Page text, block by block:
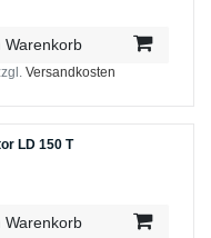
Warenkorb
Versandkosten
LD 150 T
Warenkorb